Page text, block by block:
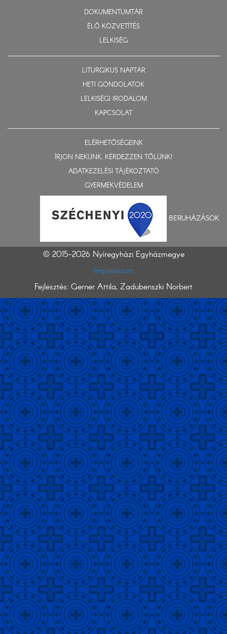
DOKUMENTUMTÁR
ÉLŐ KÖZVETÍTÉS
LELKISÉG
LITURGIKUS NAPTÁR
HETI GONDOLATOK
LELKISÉGI IRODALOM
KAPCSOLAT
ELÉRHETŐSÉGEINK
ÍRJON NEKÜNK, KÉRDEZZEN TŐLÜNK!
ADATKEZELÉSI TÁJÉKOZTATÓ
GYERMEKVÉDELEM
BERUHÁZÁSOK
© 2015-2026 Nyíregyházi Egyházmegye
Impresszum
Fejlesztés: Gerner Attila, Zadubenszki Norbert